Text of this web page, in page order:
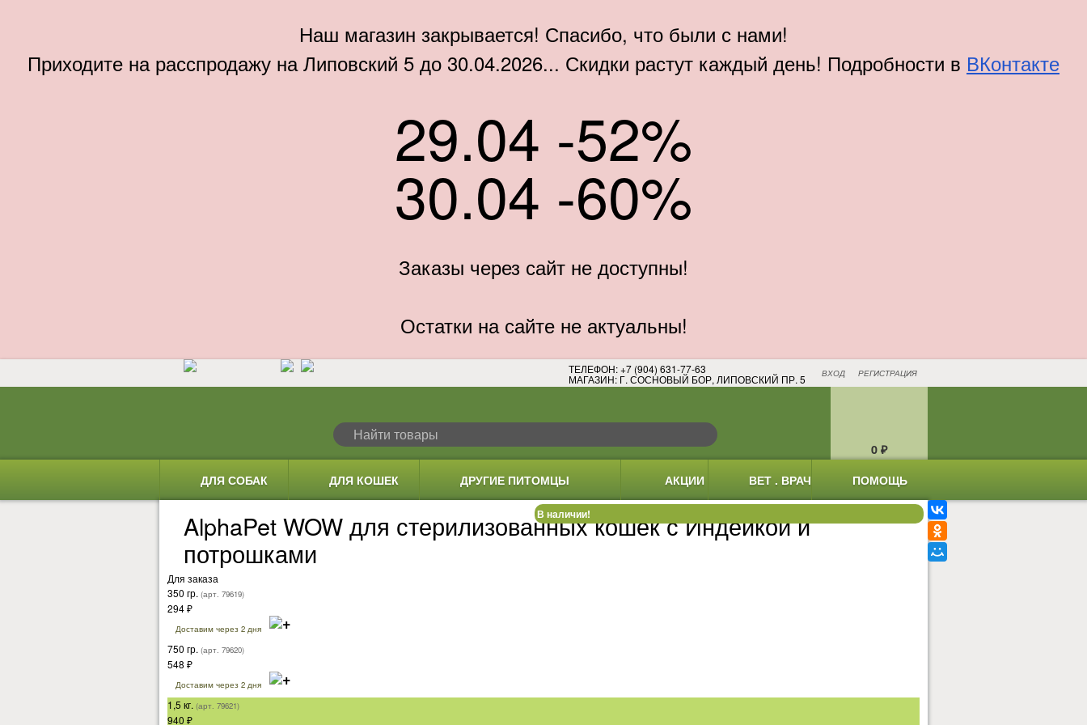
Наш магазин закрывается! Спасибо, что были с нами!
Приходите на расспродажу на Липовский 5 до 30.04.2026... Скидки растут каждый день! Подробности в ВКонтакте
29.04 -52%
30.04 -60%
Заказы через сайт не доступны!
Остатки на сайте не актуальны!
ВХОД РЕГИСТРАЦИЯ
ТЕЛЕФОН: +7 (904) 631-77-63
МАГАЗИН: Г. СОСНОВЫЙ БОР, ЛИПОВСКИЙ ПР. 5
0 ₽
ВЕТ . ВРАЧ
ПОМОЩЬ
АКЦИИ
ДЛЯ СОБАК ДЛЯ КОШЕК ДРУГИЕ ПИТОМЦЫ
AlphaPet WOW для стерилизованных кошек с Индейкой и
потрошками
Для заказа
350 гр. (арт. 79619)
294₽
Доставим через 2 дня
750 гр. (арт. 79620)
548 ₽
Доставим через 2 дня
1,5 кг. (арт. 79621)
940 ₽
В наличии!